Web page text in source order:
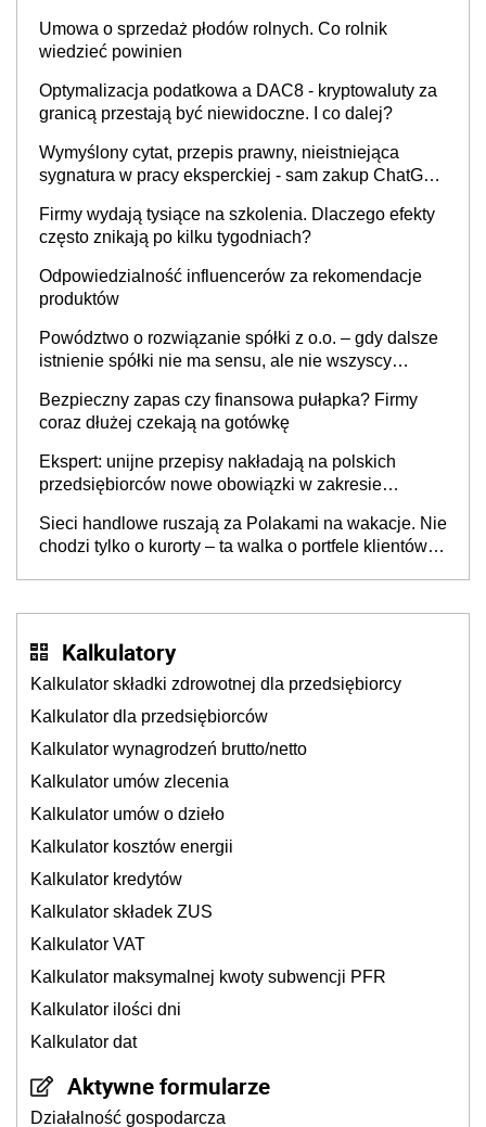
Umowa o sprzedaż płodów rolnych. Co rolnik
wiedzieć powinien
Optymalizacja podatkowa a DAC8 - kryptowaluty za
granicą przestają być niewidoczne. I co dalej?
Wymyślony cytat, przepis prawny, nieistniejąca
sygnatura w pracy eksperckiej - sam zakup ChatGPT
Firmy wydają tysiące na szkolenia. Dlaczego efekty
często znikają po kilku tygodniach?
Odpowiedzialność influencerów za rekomendacje
produktów
Powództwo o rozwiązanie spółki z o.o. – gdy dalsze
istnienie spółki nie ma sensu, ale nie wszyscy
Bezpieczny zapas czy finansowa pułapka? Firmy
coraz dłużej czekają na gotówkę
Ekspert: unijne przepisy nakładają na polskich
przedsiębiorców nowe obowiązki w zakresie
Sieci handlowe ruszają za Polakami na wakacje. Nie
chodzi tylko o kurorty – ta walka o portfele klientów
Kalkulatory
Kalkulator składki zdrowotnej dla przedsiębiorcy
Kalkulator dla przedsiębiorców
Kalkulator wynagrodzeń brutto/netto
Kalkulator umów zlecenia
Kalkulator umów o dzieło
Kalkulator kosztów energii
Kalkulator kredytów
Kalkulator składek ZUS
Kalkulator VAT
Kalkulator maksymalnej kwoty subwencji PFR
Kalkulator ilości dni
Kalkulator dat
Aktywne formularze
Działalność gospodarcza